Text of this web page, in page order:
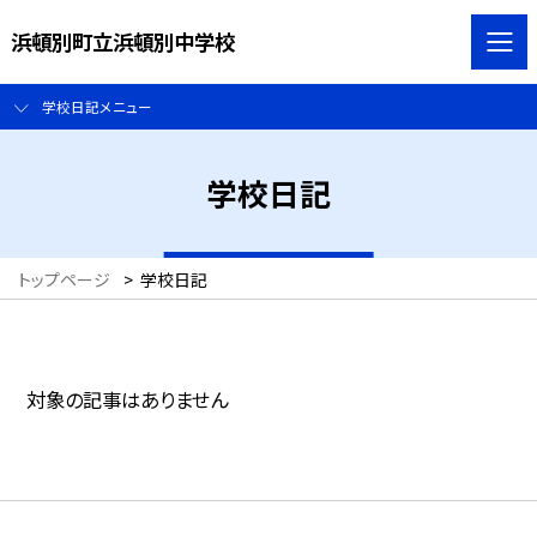
浜頓別町立浜頓別中学校
学校日記メニュー
学校日記
トップページ > 学校日記
対象の記事はありません